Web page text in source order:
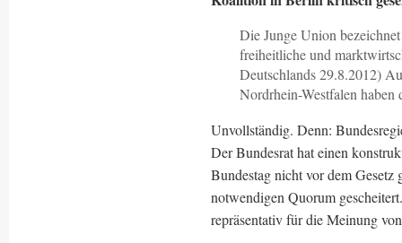
Die Junge Union
freiheitliche und
Deutschlands 29.8.2012)
Nordrhein-Westfalen haben
Unvollständig. Denn:
Der Bundesrat hat einen
Bundestag nicht vor dem Gesetz
notwendigen Quorum
repräsentativ für die Meinung